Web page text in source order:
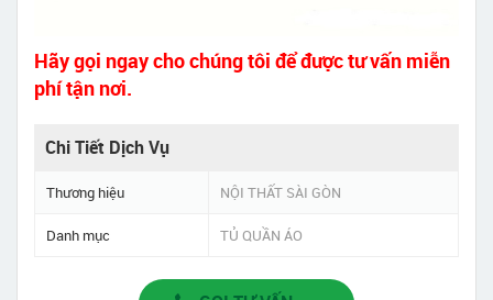
Hãy gọi ngay cho chúng tôi để được tư vấn miễn
phí tận nơi.
Chi Tiết Dịch Vụ
Thương hiệu NỘI THẤT SÀI GÒN
Danh mục TỦ QUẦN ÁO